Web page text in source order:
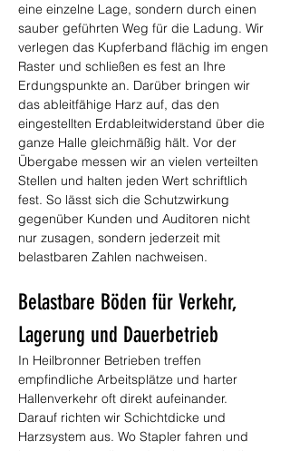
eine einzelne Lage, sondern durch einen
sauber geführten Weg für die Ladung. Wir
verlegen das Kupferband flächig im engen
Raster und schließen es fest an Ihre
Erdungspunkte an. Darüber bringen wir
das ableitfähige Harz auf, das den
eingestellten Erdableitwiderstand über die
ganze Halle gleichmäßig hält. Vor der
Übergabe messen wir an vielen verteilten
Stellen und halten jeden Wert schriftlich
fest. So lässt sich die Schutzwirkung
gegenüber Kunden und Auditoren nicht
nur zusagen, sondern jederzeit mit
belastbaren Zahlen nachweisen.
Belastbare Böden für Verkehr,
Lagerung und Dauerbetrieb
In Heilbronner Betrieben treffen
empfindliche Arbeitsplätze und harter
Hallenverkehr oft direkt aufeinander.
Darauf richten wir Schichtdicke und
Harzsystem aus. Wo Stapler fahren und